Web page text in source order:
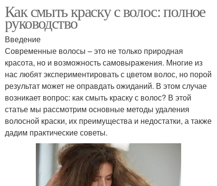
Как смыть краску с волос: полное
руководство
Введение
Современные волосы – это не только природная
красота, но и возможность самовыражения. Многие из
нас любят экспериментировать с цветом волос, но порой
результат может не оправдать ожиданий. В этом случае
возникает вопрос: как смыть краску с волос? В этой
статье мы рассмотрим основные методы удаления
волосной краски, их преимущества и недостатки, а также
дадим практические советы.